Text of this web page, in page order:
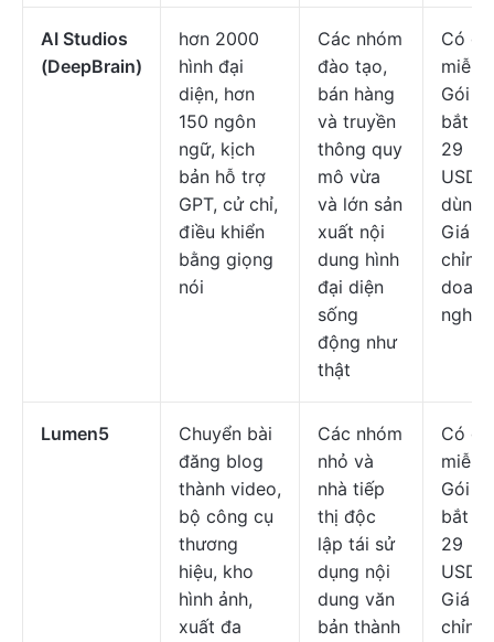
AI Studios
(DeepBrain)
hơn 2000
hình đại
diện, hơn
150 ngôn
ngữ, kịch
bản hỗ trợ
GPT, cử chỉ,
điều khiển
bằng giọng
nói
Các nhóm
đào tạo,
bán hàng
và truyền
thông quy
mô vừa
và lớn sản
xuất nội
dung hình
đại diện
sống
động như
thật
Có
miễn
Gói
bắt
29
USD/
dùng/
Giá
chỉnh
doanh
Lumen5
Chuyển bài
đăng blog
thành video,
bộ công cụ
thương
hiệu, kho
hình ảnh,
xuất đa
Các nhóm
nhỏ và
nhà tiếp
thị độc
lập tái sử
dụng nội
dung văn
bản thành
Có
miễn
Gói
bắt
29
USD/
Giá
chỉnh